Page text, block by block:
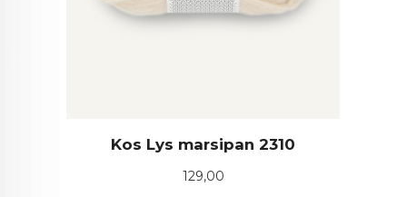
Kos Lys marsipan 2310
Pris
129,00